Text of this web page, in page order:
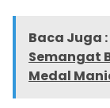
Baca Juga :
Semangat
Medal